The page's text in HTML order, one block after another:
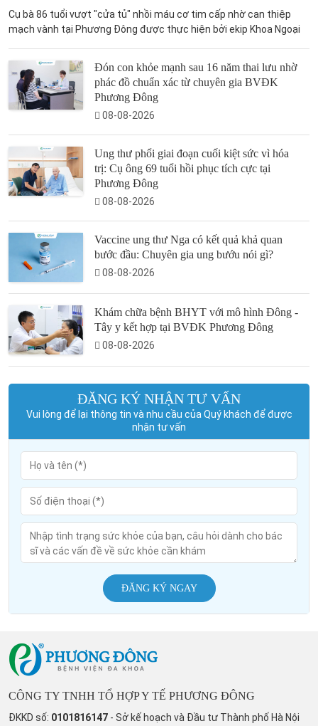
Cụ bà 86 tuổi vượt "cửa tủ" nhồi máu cơ tim cấp nhờ can thiệp
mạch vành tại Phương Đông được thực hiện bởi ekip Khoa Ngoại
Đón con khỏe mạnh sau 16 năm thai lưu nhờ
phác đồ chuẩn xác từ chuyên gia BVĐK
Phương Đông
08-08-2026
Ung thư phổi giai đoạn cuối kiệt sức vì hóa
trị: Cụ ông 69 tuổi hồi phục tích cực tại
Phương Đông
08-08-2026
Vaccine ung thư Nga có kết quả khả quan
bước đầu: Chuyên gia ung bướu nói gì?
08-08-2026
Khám chữa bệnh BHYT với mô hình Đông -
Tây y kết hợp tại BVĐK Phương Đông
08-08-2026
ĐĂNG KÝ NHẬN TƯ VẤN
Vui lòng để lại thông tin và nhu cầu của Quý khách để được
nhận tư vấn
ĐĂNG KÝ NGAY
CÔNG TY TNHH TỔ HỢP Y TẾ PHƯƠNG ĐÔNG
ĐKKD số: 0101816147 - Sở kế hoạch và Đầu tư Thành phố Hà Nội